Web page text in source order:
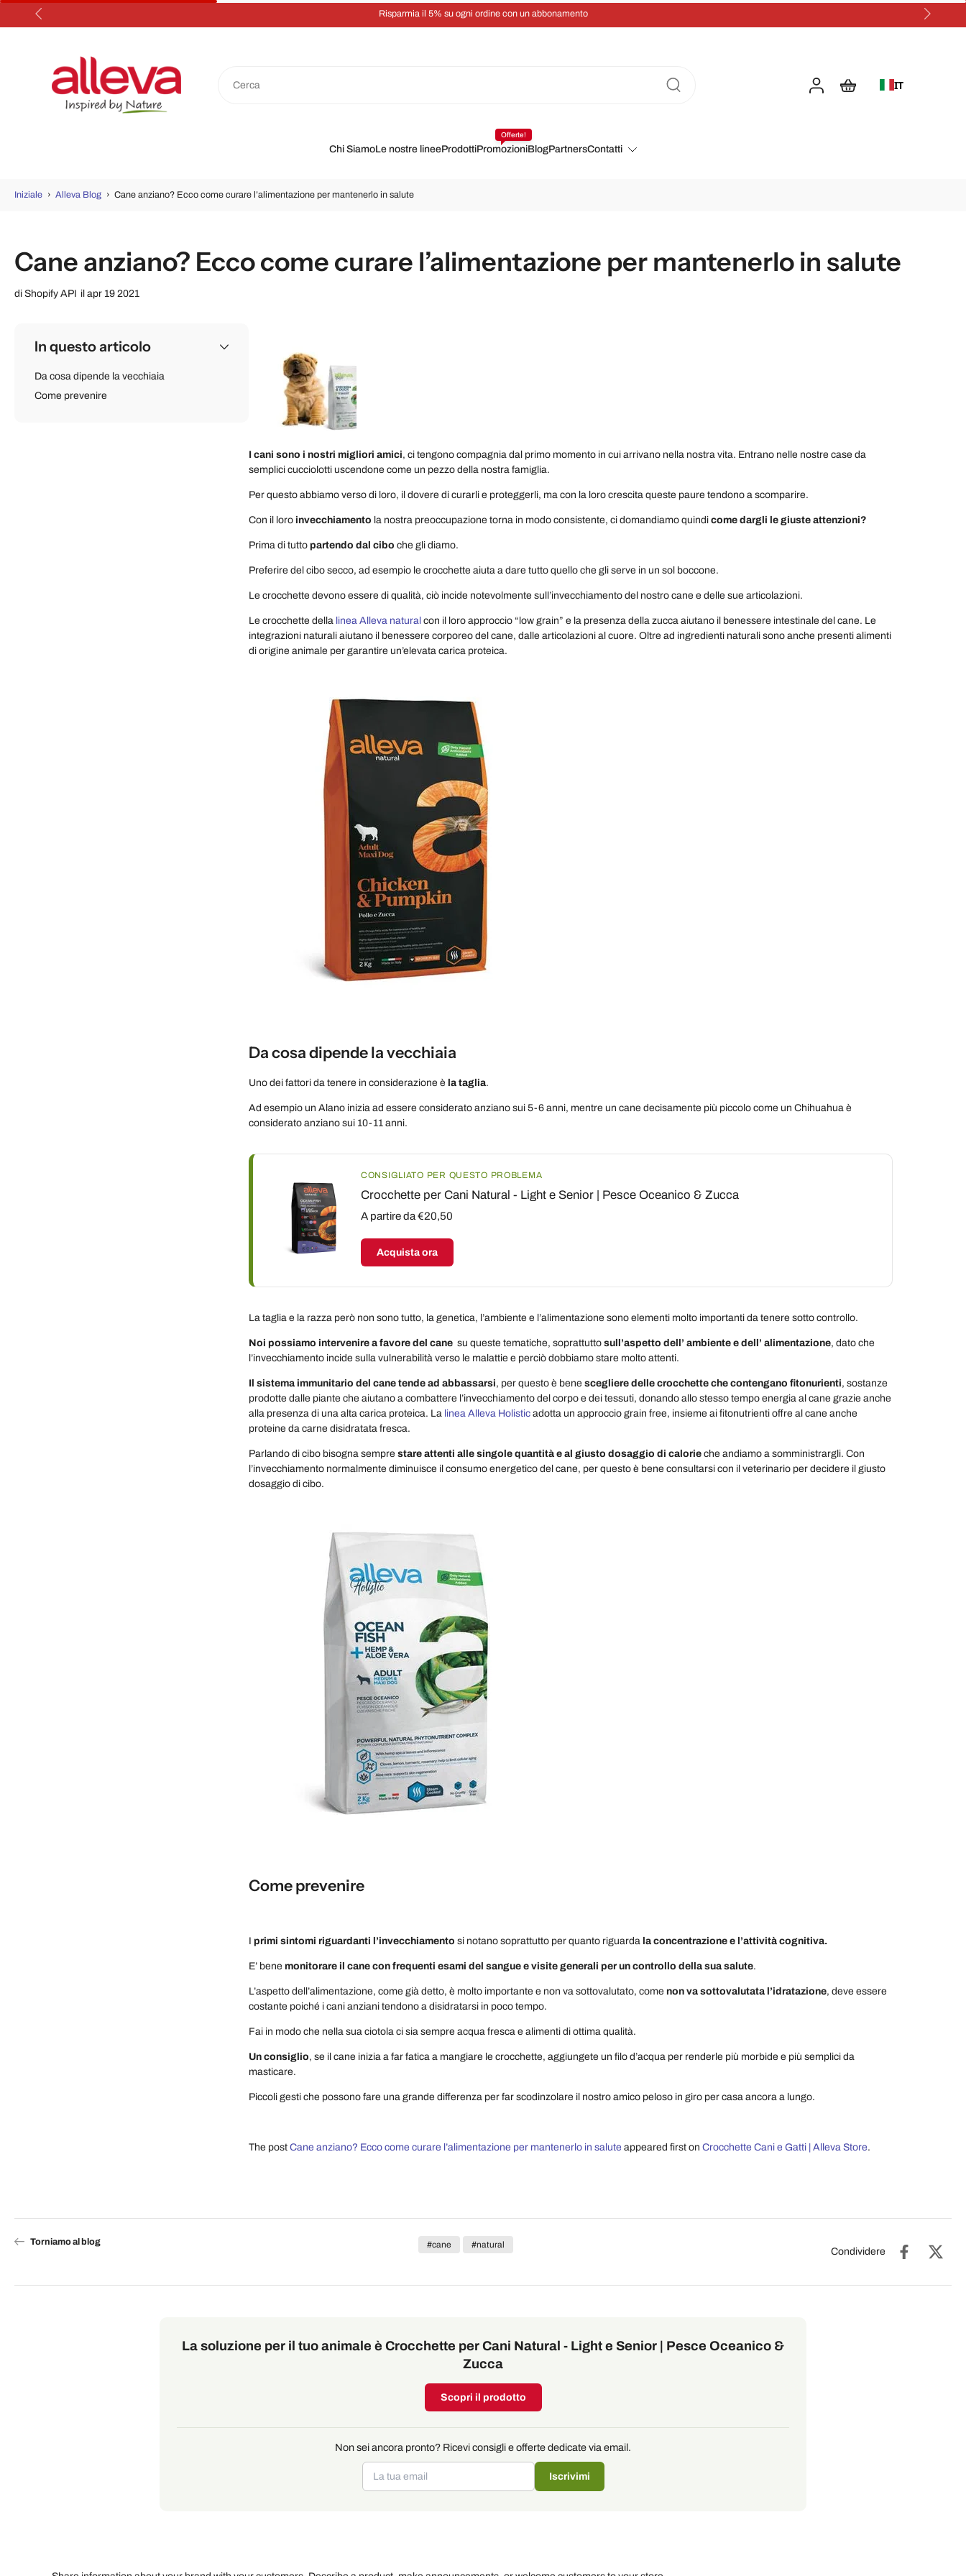
Salta
Risparmia il 5% su ogni ordine con un abbonamento
IT
Chi SiamoLe nostre lineeProdottiPromozioni
Offerte!
BlogPartnersContatti
Iniziale › Alleva Blog › Cane anziano? Ecco come curare l’alimentazione per mantenerlo in salute
Cane anziano? Ecco come curare l’alimentazione per mantenerlo in salute
di Shopify API il apr 19 2021
In questo articolo
Da cosa dipende la vecchiaia
Come prevenire
I cani sono i nostri migliori amici, ci tengono compagnia dal primo momento in cui arrivano nella nostra vita. Entrano nelle nostre case da
semplici cucciolotti uscendone come un pezzo della nostra famiglia.
Per questo abbiamo verso di loro, il dovere di curarli e proteggerli, ma con la loro crescita queste paure tendono a scomparire.
Con il loro invecchiamento la nostra preoccupazione torna in modo consistente, ci domandiamo quindi come dargli le giuste attenzioni?
Prima di tutto partendo dal cibo che gli diamo.
Preferire del cibo secco, ad esempio le crocchette aiuta a dare tutto quello che gli serve in un sol boccone.
Le crocchette devono essere di qualità, ciò incide notevolmente sull’invecchiamento del nostro cane e delle sue articolazioni.
Le crocchette della linea Alleva natural con il loro approccio “low grain” e la presenza della zucca aiutano il benessere intestinale del cane. Le
integrazioni naturali aiutano il benessere corporeo del cane, dalle articolazioni al cuore. Oltre ad ingredienti naturali sono anche presenti alimenti
di origine animale per garantire un’elevata carica proteica.
Da cosa dipende la vecchiaia
Uno dei fattori da tenere in considerazione è la taglia.
Ad esempio un Alano inizia ad essere considerato anziano sui 5-6 anni, mentre un cane decisamente più piccolo come un Chihuahua è
considerato anziano sui 10-11 anni.
CONSIGLIATO PER QUESTO PROBLEMA
Crocchette per Cani Natural - Light e Senior | Pesce Oceanico & Zucca
A partire da €20,50
Acquista ora
La taglia e la razza però non sono tutto, la genetica, l’ambiente e l’alimentazione sono elementi molto importanti da tenere sotto controllo.
Noi possiamo intervenire a favore del cane su queste tematiche, soprattutto sull’aspetto dell’ ambiente e dell’ alimentazione, dato che
l’invecchiamento incide sulla vulnerabilità verso le malattie e perciò dobbiamo stare molto attenti.
Il sistema immunitario del cane tende ad abbassarsi, per questo è bene scegliere delle crocchette che contengano fitonurienti, sostanze
prodotte dalle piante che aiutano a combattere l’invecchiamento del corpo e dei tessuti, donando allo stesso tempo energia al cane grazie anche
alla presenza di una alta carica proteica. La linea Alleva Holistic adotta un approccio grain free, insieme ai fitonutrienti offre al cane anche
proteine da carne disidratata fresca.
Parlando di cibo bisogna sempre stare attenti alle singole quantità e al giusto dosaggio di calorie che andiamo a somministrargli. Con
l’invecchiamento normalmente diminuisce il consumo energetico del cane, per questo è bene consultarsi con il veterinario per decidere il giusto
dosaggio di cibo.
Come prevenire
I primi sintomi riguardanti l’invecchiamento si notano soprattutto per quanto riguarda la concentrazione e l’attività cognitiva.
E’ bene monitorare il cane con frequenti esami del sangue e visite generali per un controllo della sua salute.
L’aspetto dell’alimentazione, come già detto, è molto importante e non va sottovalutato, come non va sottovalutata l’idratazione, deve essere
costante poiché i cani anziani tendono a disidratarsi in poco tempo.
Fai in modo che nella sua ciotola ci sia sempre acqua fresca e alimenti di ottima qualità.
Un consiglio, se il cane inizia a far fatica a mangiare le crocchette, aggiungete un filo d’acqua per renderle più morbide e più semplici da
masticare.
Piccoli gesti che possono fare una grande differenza per far scodinzolare il nostro amico peloso in giro per casa ancora a lungo.
The post Cane anziano? Ecco come curare l’alimentazione per mantenerlo in salute appeared first on Crocchette Cani e Gatti | Alleva Store.
Torniamo al blog #cane #natural
Condividere
La soluzione per il tuo animale è Crocchette per Cani Natural - Light e Senior | Pesce Oceanico &
Zucca
Scopri il prodotto
Non sei ancora pronto? Ricevi consigli e offerte dedicate via email.
Iscrivimi